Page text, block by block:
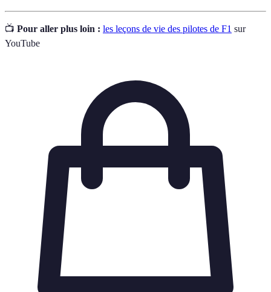
📺 Pour aller plus loin : les leçons de vie des pilotes de F1 sur
YouTube